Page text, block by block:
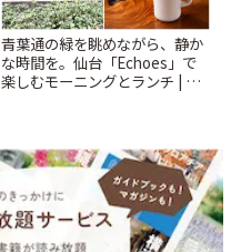
青葉通の緑を眺めながら、静か
な時間を。仙台「Echoes」で
楽しむモーニングとランチ | こ